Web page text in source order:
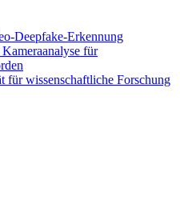
Deepfake-Erkennung
für
für wissenschaftliche Forschung